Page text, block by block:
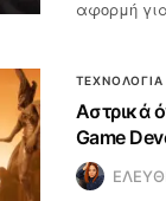
αφορμή
ΤΕΧΝΟΛΟΓΙΑ
Αστρικά
Game